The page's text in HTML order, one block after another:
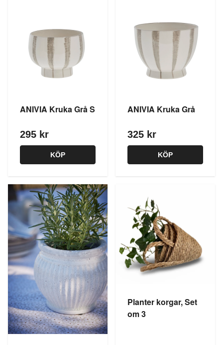
ANIVIA Kruka Grå S
295 kr
KÖP
ANIVIA Kruka Grå
325 kr
KÖP
Planter korgar, Set
om 3